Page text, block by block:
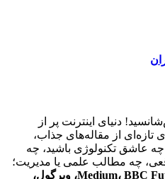
دنیای اینترنت پر از
تازه‌ای از مقاله‌های جذاب،
چه عاشق تکنولوژی باشید، چه
چه مطالب علمی یا مدیریت؛
Medium، BBC Future، TED Blog، ویرگول،